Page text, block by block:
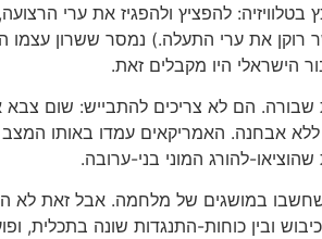
להפציץ ולהפגיז את ערי
את ערי התעלה.) נמסר ששרון עצמו
הישראלי היו מקבלים זאת.
הם לא צריכים להתבייש: שום צבא
אבחנה. האמריקאים עמדו באותו
להורג המוני בני-ערובה.
שחשבו במושגים של מלחמה. אבל זאת לא
ובין כוחות-התנגדות שונה בתכלית,